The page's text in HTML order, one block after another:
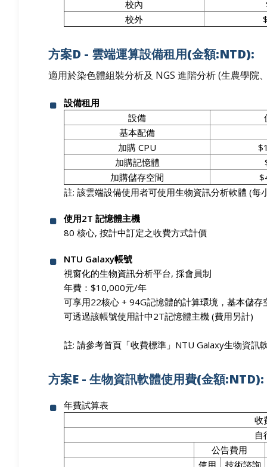
校內
校外
方案D - 雲端運算設備租用(金額:NTD):
適用於染色體組裝分析及 NGS 進階分析 (生農學院
設備租用
設備
基本配備
加購 CPU
加購記憶體
加購儲存空間
註: 該雲端設備使用者可使用生物資訊分析軟體 (每
使用2T 記憶體主機
80 核心, 按計中訂定之收費方式計價
NTU Galaxy帳號
視窗化的生物資訊分析平台, 採會員制
年費：$10,000元/年
可享用22核心 + 94G記憶體的計算環境，基本儲存
可透過該帳號使用計中2T記憶體主機 (費用另計)
註: 請參考首頁「收費標準」NTU Galaxy生物資訊
方案E - 生物資訊軟體使用費(金額:NTD):
年費試算表
收
自
公告費用